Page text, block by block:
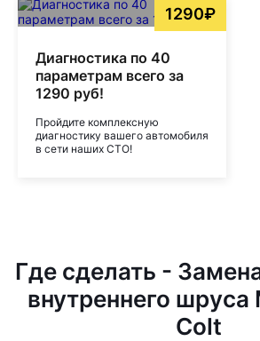
1290₽
Диагностика по 40
параметрам всего за
1290 руб!
Пройдите комплексную
диагностику вашего автомобиля
в сети наших СТО!
Где сделать -
внутреннего
Colt